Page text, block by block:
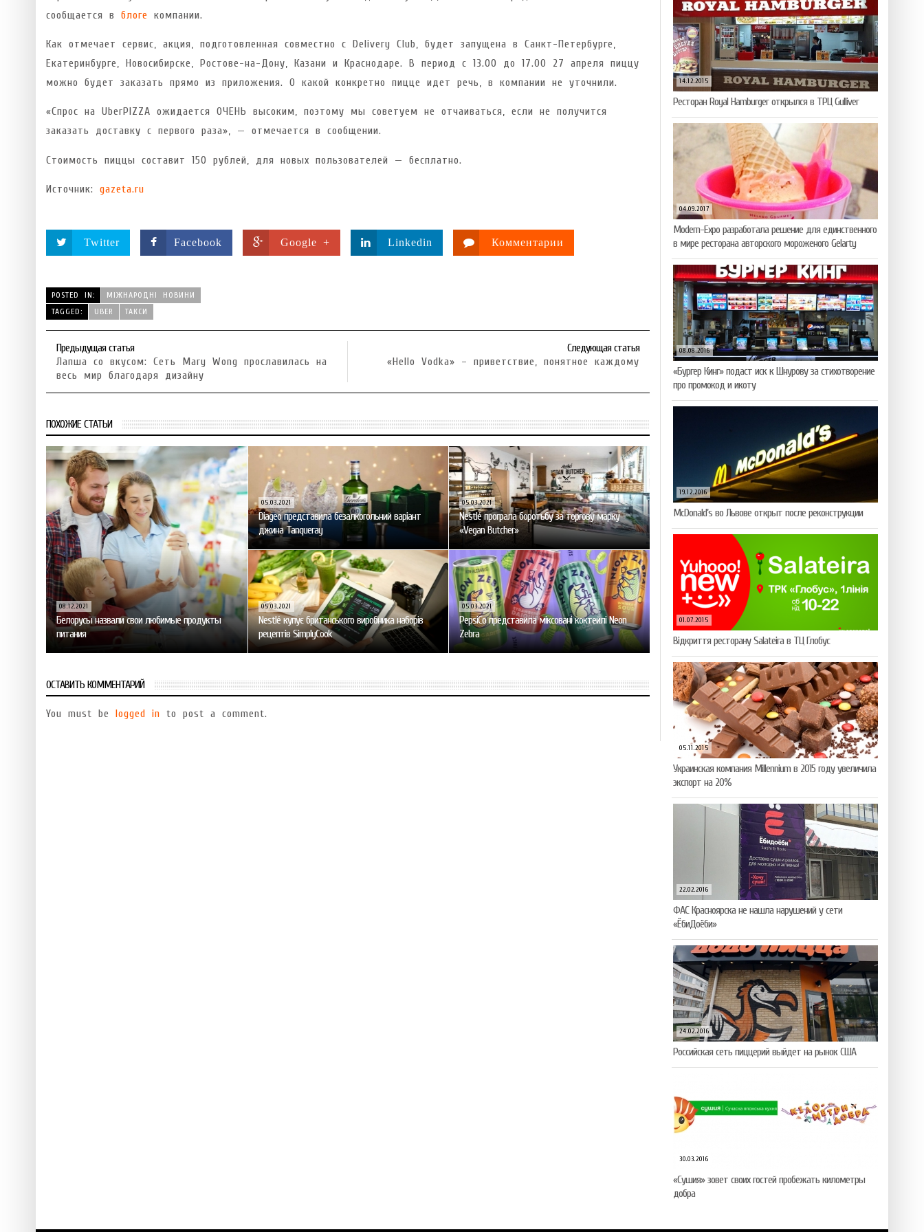
сообщается в
блоге компании.
Как отмечает сервис, акция, подготовленная совместно с Delivery Club, будет запущена в Санкт-Петербурге,
Екатеринбурге, Новосибирске, Ростове-на-Дону, Казани и Краснодаре. В период с 13.00 до 17.00 27 апреля пиццу
можно будет заказать прямо из приложения. О какой конкретно пицце идет речь, в компании не уточнили.
«Спрос на UberPIZZA ожидается ОЧЕНЬ высоким, поэтому мы советуем не отчаиваться, если не получится
заказать доставку с первого раза», — отмечается в сообщении.
Стоимость пиццы составит 150 рублей, для новых пользователей — бесплатно.
Источник: gazeta.ru
Twitter Facebook Google + Linkedin Комментарии
POSTED IN:
МІЖНАРОДНІ НОВИНИ
TAGGED:
UBER ТАКСИ
Предыдущая статья
Лапша со вкусом: Сеть Mary Wong прославилась на
весь мир благодаря дизайну
Следующая статья
«Hello Vodka» – приветствие, понятное каждому
ПОХОЖИЕ СТАТЬИ
08.12.2021
Белорусы назвали свои любимые продукты
питания
05.03.2021
Diageo представила безалкогольний варіант
джина Tanqueray
05.03.2021
Nestlé програла боротьбу за торгову марку
«Vegan Butcher»
05.03.2021
Nestlé купує британського виробника наборів
рецептів SimplyCook
05.03.2021
PepsiCo представила міксовані коктейлі Neon
Zebra
ОСТАВИТЬ КОММЕНТАРИЙ
You must be logged in to post a comment.
14.12.2015
Ресторан Royal Hamburger открылся в ТРЦ Gulliver
04.09.2017
Modern-Expo разработала решение для единственного
в мире ресторана авторского мороженого Gelarty
08.08.2016
«Бургер Кинг» подаст иск к Шнурову за стихотворение
про промокод и икоту
19.12.2016
McDonald’s во Львове открыт после реконструкции
01.07.2015
Відкриття ресторану Salateirа в ТЦ Глобус
05.11.2015
Украинская компания Millennium в 2015 году увеличила
экспорт на 20%
22.02.2016
ФАС Красноярска не нашла нарушений у сети
«ЁбиДоёби»
24.02.2016
Российская сеть пиццерий выйдет на рынок США
30.03.2016
«Сушия» зовет своих гостей пробежать километры
добра